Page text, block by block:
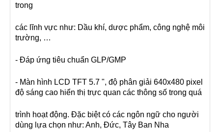
trong
các lĩnh vực như: Dầu khí, dược phẩm, công nghệ môi
trường, …
- Đáp ứng tiêu chuẩn GLP/GMP
- Màn hình LCD TFT 5.7 ", độ phân giải 640x480 pixel
độ sáng cao hiển thị trực quan các thông số trong quá
trình hoạt động. Đặc biệt có các ngôn ngữ cho người
dùng lựa chọn như: Anh, Đức, Tây Ban Nha